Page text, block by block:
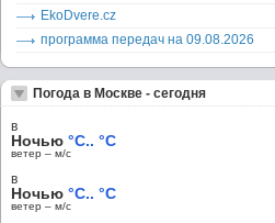
EkoDvere.cz
программа передач на 09.08.2026
Погода в Москве - сегодня
в
Ночью °C.. °C
ветер – м/c
в
Ночью °C.. °C
ветер – м/c